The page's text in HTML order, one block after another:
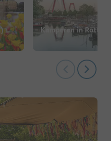
Kamperen in